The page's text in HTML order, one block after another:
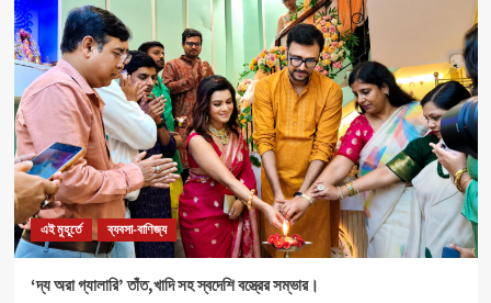
2
এই মুহূর্তে ব্যবসা-বাণিজ্য
‘দ্য অরা গ্যালারি’ তাঁত,খাদি সহ স্বদেশি বস্ত্রের সম্ভার।
3
Health এই মুহূর্তে
৪০০ পড়ুয়ার হাতে ‘রিলোড ভাইটাল ইলেক্ট্রোলাইটস’ (অরেঞ্জ জুস)
Sports এই মুহূর্তে
এই মুহূর্তে ব্যবসা-বাণিজ্য
‘দ্য অরা গ্যালারি’ তাঁত,খাদি সহ স্বদেশি বস্ত্রের সম্ভার।